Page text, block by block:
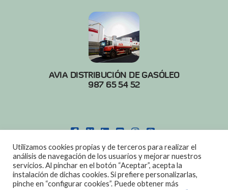
AVIA DISTRIBUCIÓN DE GASÓLEO
987 65 54 52
POLITICA DE COOKIES|AVISO LEGAL
DISEÑO: DIAN SISTEMAS
Utilizamos cookies propias y de terceros para realizar el
análisis de navegación de los usuarios y mejorar nuestros
servicios. Al pinchar en el botón “Aceptar”, acepta la
instalación de dichas cookies. Si prefiere personalizarlas,
pinche en “configurar cookies”. Puede obtener más